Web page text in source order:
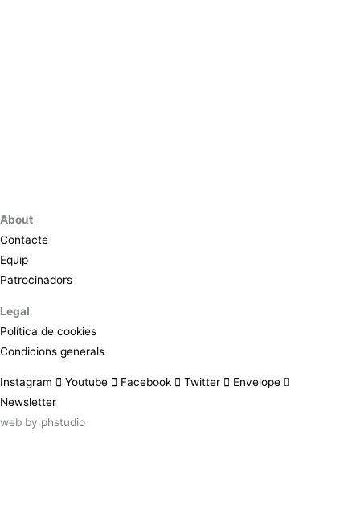
About
Contacte
Equip
Patrocinadors
Legal
Política de cookies
Condicions generals
Instagram Youtube Facebook Twitter
Envelope
Newsletter
web by phstudio